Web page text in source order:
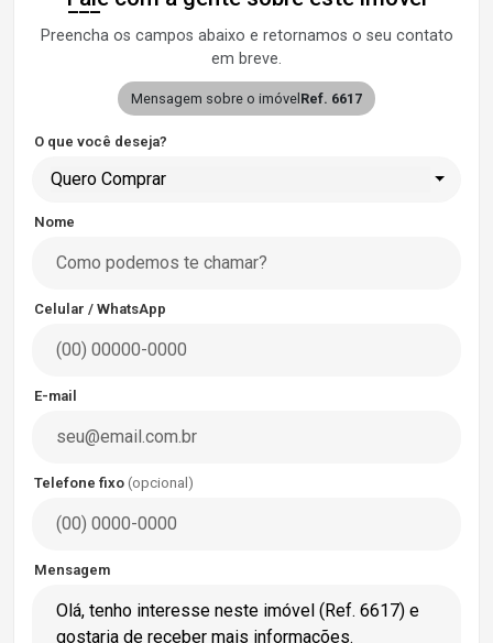
Preencha os campos abaixo e retornamos o seu contato
em breve.
Mensagem sobre o imóvel Ref. 6617
O que você deseja?
Quero Comprar
Nome
Celular / WhatsApp
E-mail
Telefone fixo (opcional)
Mensagem